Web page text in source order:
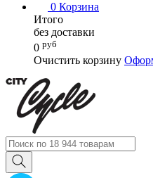
0 Корзина
Итого
без доставки
0 руб
Очистить корзину